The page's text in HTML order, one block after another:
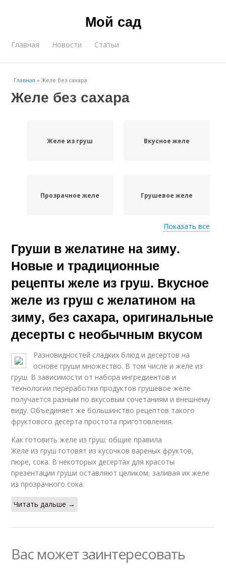
Мой сад
Главная Новости Статьи
Главная »Желе без сахара
Желе без сахара
Желе из груш Вкусное желе
Прозрачное желе Грушевое желе
Желе из грушевого
пюре
Показать все
Груши в желатине на зиму.
Новые и традиционные
рецепты желе из груш. Вкусное
желе из груш с желатином на
зиму, без сахара, оригинальные
десерты с необычным вкусом
Разновидностей сладких блюд и десертов на
основе груши множество. В том числе и желе из
груш. В зависимости от набора ингредиентов и
технологии переработки продуктов грушевое желе
получается разным по вкусовым сочетаниям и внешнему
виду. Объединяет же большинство рецептов такого
фруктового десерта простота приготовления.
Как готовить желе из груш: общие правила
Желе из груш готовят из кусочков вареных фруктов,
пюре, сока. В некоторых десертах для красоты
презентации груши оставляют целиком, заливая их желе
из прозрачного сока.
Читать дальше →
Вас может заинтересовать